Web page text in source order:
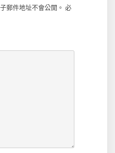
郵件地址不會公開。 必